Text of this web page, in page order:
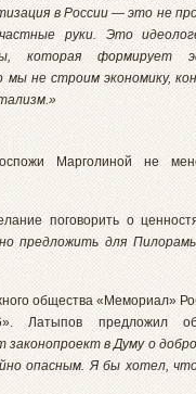
в России — это не
руки. Это
которая формирует
мы не строим экономику,
Марголиной не
поговорить о
предложить для
общества «Мемориал»
Латыпов предложил
в Думу о
опасным. Я бы хотел,